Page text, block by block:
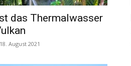
das Thermalwasser
18. August 2021